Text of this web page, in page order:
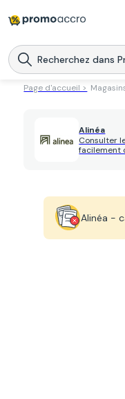
Magasins
Produits
Page d'accueil >
Alinéa
Consulter
facilement
Alinéa -